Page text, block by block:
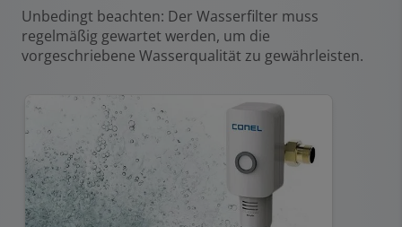
Unbedingt beachten: Der Wasserfilter muss
regelmäßig gewartet werden, um die
vorgeschriebene Wasserqualität zu gewährleisten.